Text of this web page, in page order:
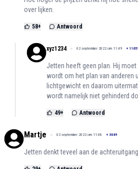
over lijken.
58+ Antwoord
xyz1234 02 september 2022 om 11:49 +
Jetten heeft geen plan. Hij
wordt om het plan van anderen
lichtgewicht en daarom
wordt namelijk niet gehinderd
49+ Antwoord
Martje 02 september 2022 om 11:08 + 3049
Jetten denkt teveel aan de